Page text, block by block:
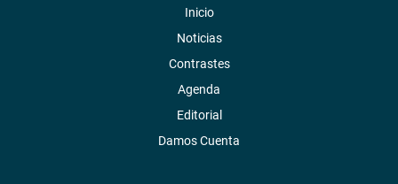
Inicio
Noticias
Contrastes
Agenda
Editorial
Damos Cuenta